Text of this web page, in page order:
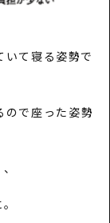
て寝る姿勢で
ので座った姿勢